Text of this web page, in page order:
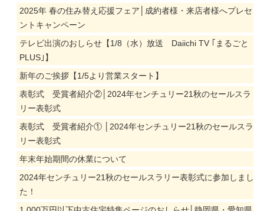
2025年 春の住み替え応援フェア│成約者様・来店者様へプレセ
ントキャンペーン
テレビ出演のおしらせ【1/8（水）放送 Daiichi TV ｢まるごと
PLUS｣】
新年のご挨拶【1/5より営業スタート】
表彰式 受賞者紹介②│2024年センチュリー21秋のセールスラ
リー表彰式
表彰式 受賞者紹介① │2024年センチュリー21秋のセールスラ
リー表彰式
年末年始期間の休業について
2024年センチュリー21秋のセールスラリー表彰式に参加しまし
た！